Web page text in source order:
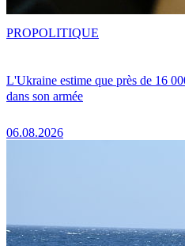
L'Ukraine estime que près de 16
dans son armée
06.08.2026
PROPOLITIQUE